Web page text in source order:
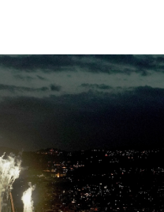
Mondiali calcio 2026